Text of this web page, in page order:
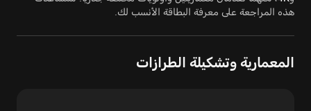
هذه المراجعة على معرفة البطاقة الأنسب لك.
المعمارية وتشكيلة الطرازات